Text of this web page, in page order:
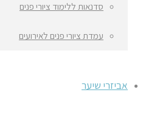
סדנאות ללימוד ציורי פנים
עמדת ציורי פנים לאירועים
אביזרי שיער